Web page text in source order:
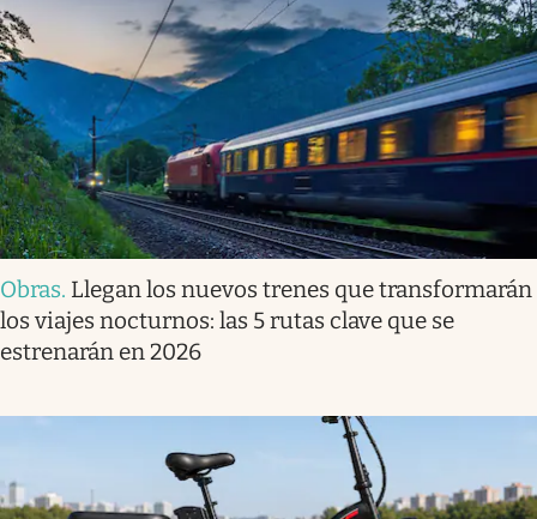
Obras. Llegan los nuevos trenes que transformarán
los viajes nocturnos: las 5 rutas clave que se
estrenarán en 2026